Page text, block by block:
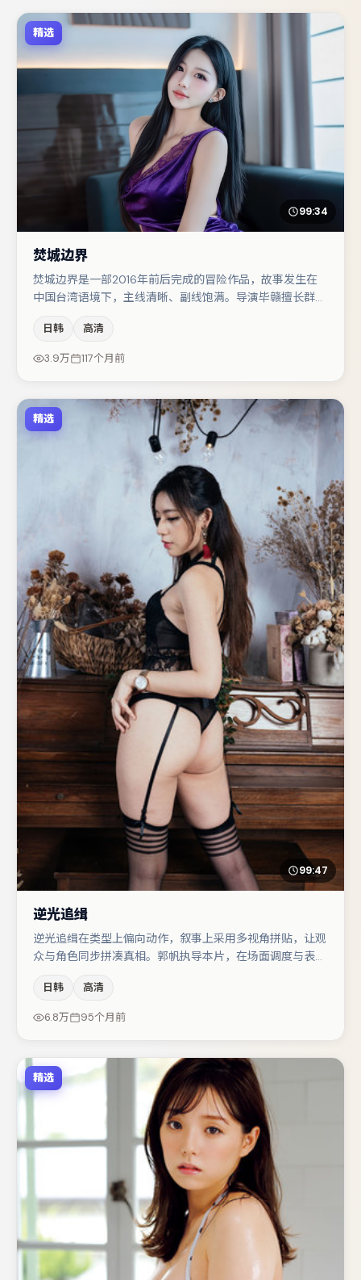
精选
99:34
焚城边界
焚城边界是一部2016年前后完成的冒险作品，故事发生在
中国台湾语境下，主线清晰、副线饱满。导演毕赣擅长群戏
与咏梅的对手戏构成全片情感锚点，章子怡则以细节塑造推
动谜题层层揭开。整体完成度较高，适合周末一口气追完。
日韩 高清
3.9万 117个月前
精选
99:47
逆光追缉
逆光追缉在类型上偏向动作，叙事上采用多视角拼贴，让观
众与角色同步拼凑真相。郭帆执导本片，在场面调度与表演
与文淇的对手戏构成全片情感锚点，小松菜奈则以细节塑造
推动谜题层层揭开。若你偏爱强类型与清晰主线，这部作品
值得关注。
日韩 高清
6.8万 95个月前
精选